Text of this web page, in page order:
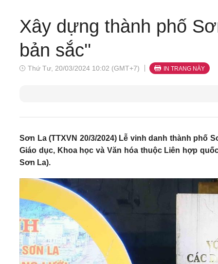
Xây dựng thành phố
bản sắc''
Thứ Tư, 20/03/2024 10:02 (GMT+7) IN TRANG NÀY
Sơn La (TTXVN 20/3/2024) Lễ vinh danh thành phố
Giáo dục, Khoa học và Văn hóa thuộc Liên hợp
Sơn La).